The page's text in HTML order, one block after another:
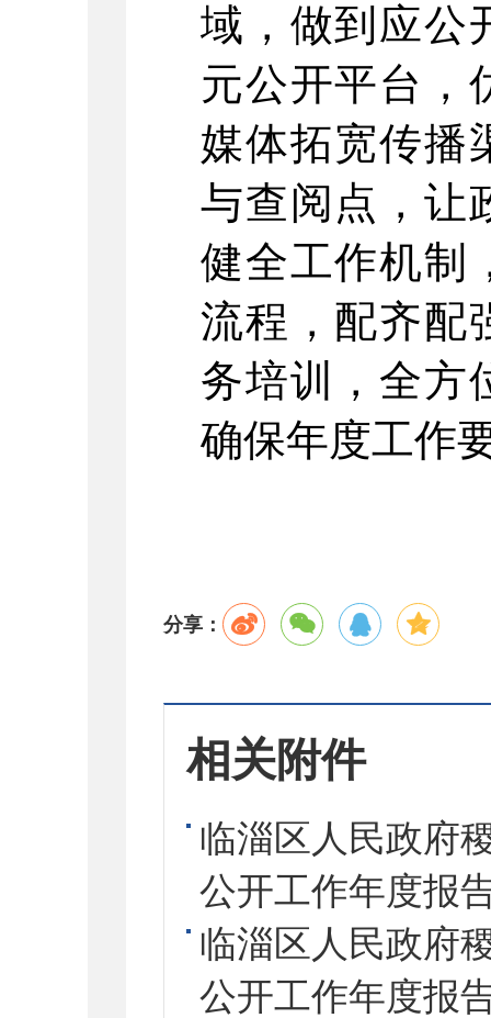
域，做到应公
元公开平台，
媒体拓宽传播
与查阅点，让
健全工作机制
流程，配齐配
务培训，全方
确保年度工作
分享：
相关附件
临淄区人民政府
公开工作年度报
临淄区人民政府
公开工作年度报